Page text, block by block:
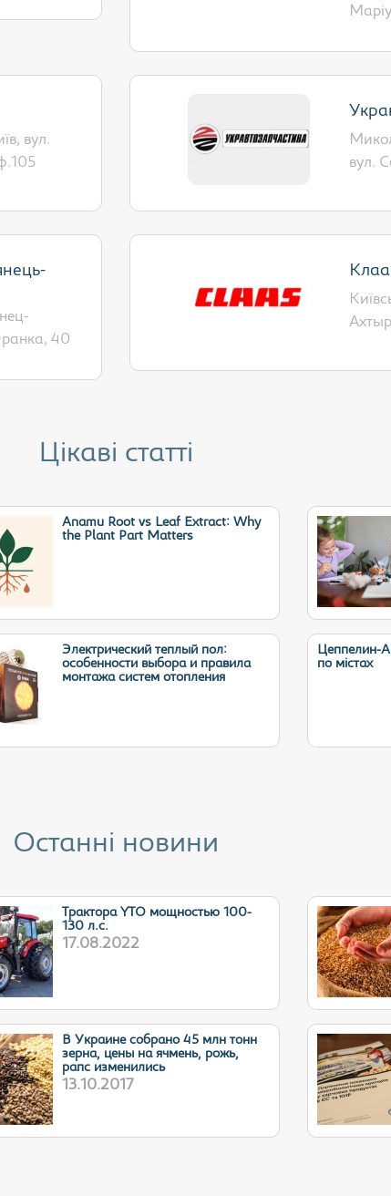
вул.
вул.
40
Цікаві статті
Anamu Root vs Leaf Extract: Why
the Plant Part Matters
Электрический теплый пол:
особенности выбора и правила
монтажа систем отопления
Цеппелин-
по містах
Останні новини
Трактора YTO мощностью 100-
130 л.с.
17.08.2022
В Украине собрано 45 млн тонн
зерна, цены на ячмень, рожь,
рапс изменились
13.10.2017